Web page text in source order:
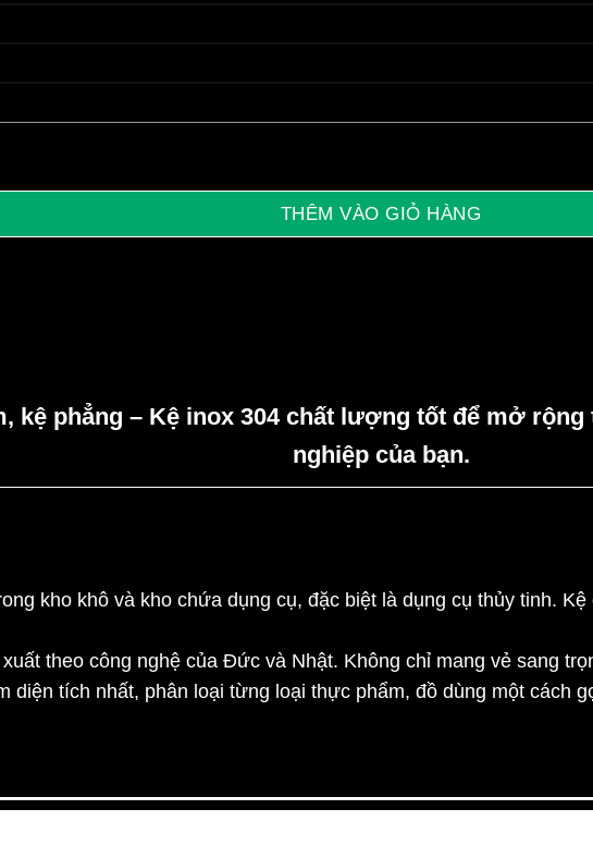
lượng
THÊM VÀO GIỎ HÀNG
kệ phẳng – Kệ inox 304 chất lượng tốt để mở
nghiệp của bạn.
kho khô và kho chứa dụng cụ, đặc biệt là dụng cụ thủy tinh.
theo công nghệ của Đức và Nhật. Không chỉ mang vẻ sang
diện tích nhất, phân loại từng loại thực phẩm, đồ dùng một cách